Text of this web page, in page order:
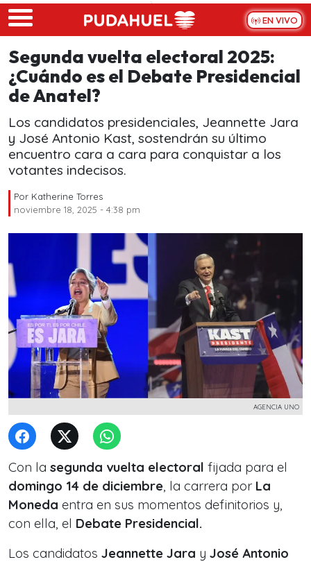
Skip to main content
EN VIVO
Segunda vuelta electoral 2025:
¿Cuándo es el Debate Presidencial
de Anatel?
Los candidatos presidenciales, Jeannette Jara
y José Antonio Kast, sostendrán su último
encuentro cara a cara para conquistar a los
votantes indecisos.
Por Katherine Torres
noviembre 18, 2025 - 4:38 pm
AGENCIA UNO
Con la segunda vuelta electoral fijada para el
domingo 14 de diciembre, la carrera por La
Moneda entra en sus momentos definitorios y,
con ella, el Debate Presidencial.
Los candidatos Jeannette Jara y José Antonio